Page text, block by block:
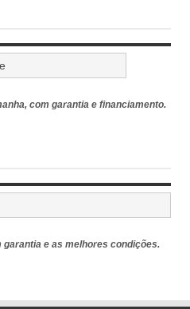
com garantia e financiamento.
e as melhores condições.